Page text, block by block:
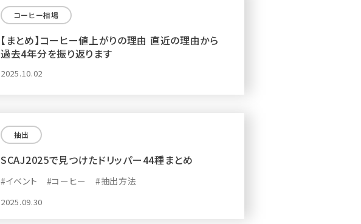
コーヒー相場
【まとめ】コーヒー値上がりの理由 直近の理由から
過去4年分を振り返ります
2025.10.02
抽出
SCAJ2025で見つけたドリッパー44種まとめ
#イベント #コーヒー #抽出方法
2025.09.30